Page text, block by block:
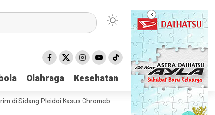
Olahraga Kesehatan
Olahraga Kesehatan
Pleidoi Kasus Chromebook, Pilih Pakai Jaket Gojek ketimbang